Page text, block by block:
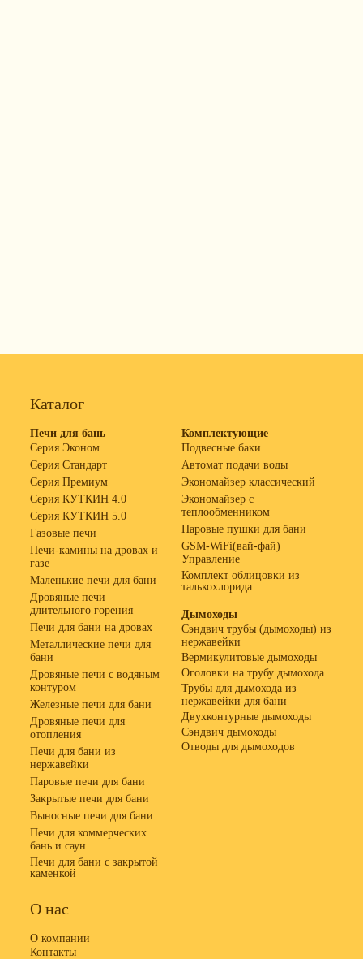
Каталог
Печи для бань
Серия Эконом
Серия Стандарт
Серия Премиум
Серия КУТКИН 4.0
Серия КУТКИН 5.0
Газовые печи
Печи-камины на дровах и
газе
Маленькие печи для бани
Дровяные печи
длительного горения
Печи для бани на дровах
Металлические печи для
бани
Дровяные печи с водяным
контуром
Железные печи для бани
Дровяные печи для
отопления
Печи для бани из
нержавейки
Паровые печи для бани
Закрытые печи для бани
Выносные печи для бани
Печи для коммерческих
бань и саун
Печи для бани с закрытой
каменкой
Комплектующие
Подвесные баки
Автомат подачи воды
Экономайзер классический
Экономайзер с
теплообменником
Паровые пушки для бани
GSM-WiFi(вай-фай)
Управление
Комплект облицовки из
талькохлорида
Дымоходы
Сэндвич трубы (дымоходы) из
нержавейки
Вермикулитовые дымоходы
Оголовки на трубу дымохода
Трубы для дымохода из
нержавейки для бани
Двухконтурные дымоходы
Сэндвич дымоходы
Отводы для дымоходов
О нас
О компании
Контакты